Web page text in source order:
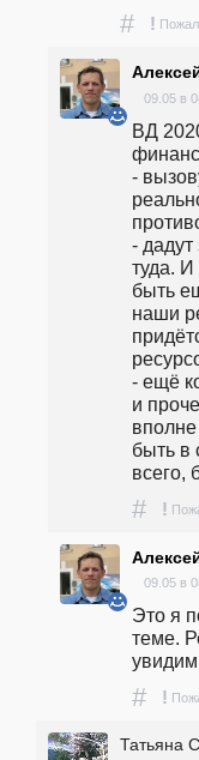
# !
09.05 в
ВД
-
- дадут
туда.
быть
наши
- ещё
и
быть в
всего,
# !
09.05 в
Это я
теме.
# !
Татьяна